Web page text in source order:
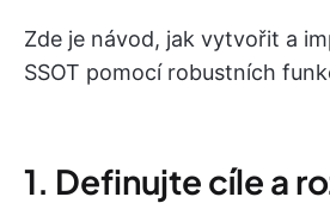
Zde je návod, jak vytvořit a
SSOT pomocí robustních
1. Definujte cíle a